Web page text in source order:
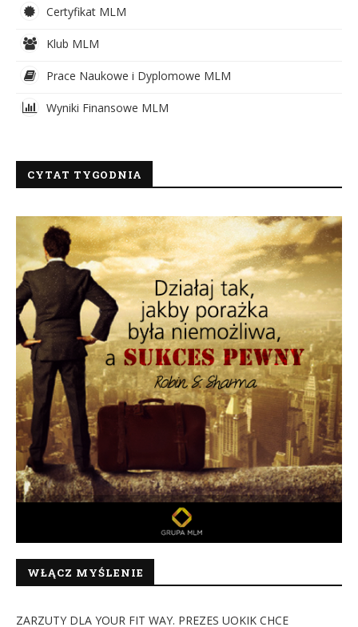
Certyfikat MLM
Klub MLM
Prace Naukowe i Dyplomowe MLM
Wyniki Finansowe MLM
CYTAT TYGODNIA
WŁĄCZ MYŚLENIE
ZARZUTY DLA YOUR FIT WAY. PREZES UOKIK CHCE